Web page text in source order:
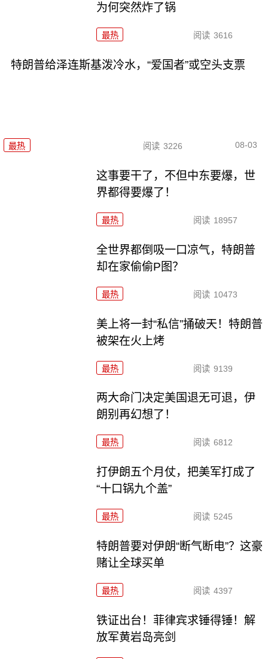
为何突然炸了锅
最热 阅读 3616
特朗普给泽连斯基泼冷水，“爱国者”或空头支票
最热 阅读 3226 08-03
这事要干了，不但中东要爆，世
界都得要爆了！
最热 阅读 18957
全世界都倒吸一口凉气，特朗普
却在家偷偷P图？
最热 阅读 10473
美上将一封“私信”捅破天！特朗普
被架在火上烤
最热 阅读 9139
两大命门决定美国退无可退，伊
朗别再幻想了！
最热 阅读 6812
打伊朗五个月仗，把美军打成了
“十口锅九个盖”
最热 阅读 5245
特朗普要对伊朗“断气断电”？这豪
赌让全球买单
最热 阅读 4397
铁证出台！菲律宾求锤得锤！解
放军黄岩岛亮剑